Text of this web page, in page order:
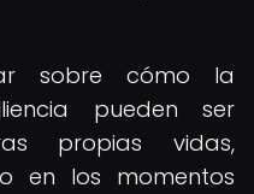
sobre cómo la
pueden ser
propias vidas,
en los momentos